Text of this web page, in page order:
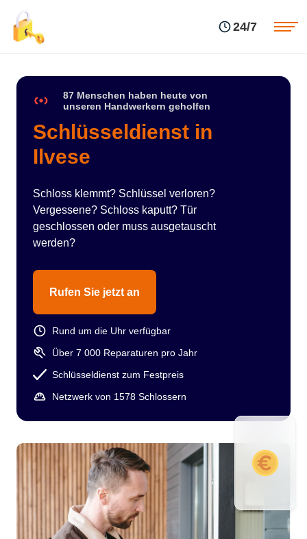
24/7
87 Menschen haben heute von
unseren Handwerkern geholfen
Schlüsseldienst in
Ilvese
Schloss klemmt? Schlüssel verloren?
Vergessene? Schloss kaputt? Tür
geschlossen oder muss ausgetauscht
werden?
Rufen Sie jetzt an
Rund um die Uhr verfügbar
Über 7 000 Reparaturen pro Jahr
Schlüsseldienst zum Festpreis
Netzwerk von 1578 Schlossern